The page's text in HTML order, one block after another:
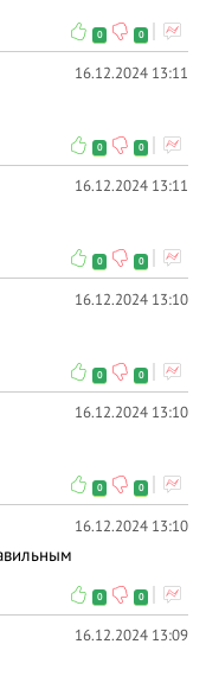
0 0
16.12.2024 13:11
0 0
16.12.2024 13:11
0 0
16.12.2024 13:10
0 0
16.12.2024 13:10
0 0
16.12.2024 13:10
0 0
16.12.2024 13:09